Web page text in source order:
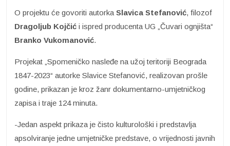
O projektu će govoriti autorka Slavica Stefanović, filozof
Dragoljub Kojčić i ispred producenta UG „Čuvari ognjišta“
Branko Vukomanović.
Projekat „Spomeničko nasleđe na užoj teritoriji Beograda
1847-2023“ autorke Slavice Stefanović, realizovan prošle
godine, prikazan je kroz žanr dokumentarno-umjetničkog
zapisa i traje 124 minuta.
-Jedan aspekt prikaza je čisto kulturološki i predstavlja
apsolviranje jedne umjetničke predstave, o vrijednosti javnih